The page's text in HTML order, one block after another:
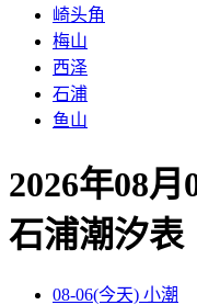
崎头角
梅山
西泽
石浦
鱼山
2026年08
石浦潮汐表
08-06(今天) 小潮